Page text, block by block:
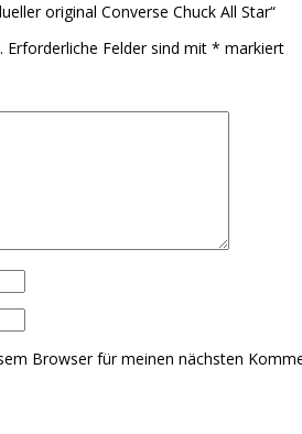
original Converse Chuck All Star“
Erforderliche Felder sind mit * markiert
Browser für meinen nächsten